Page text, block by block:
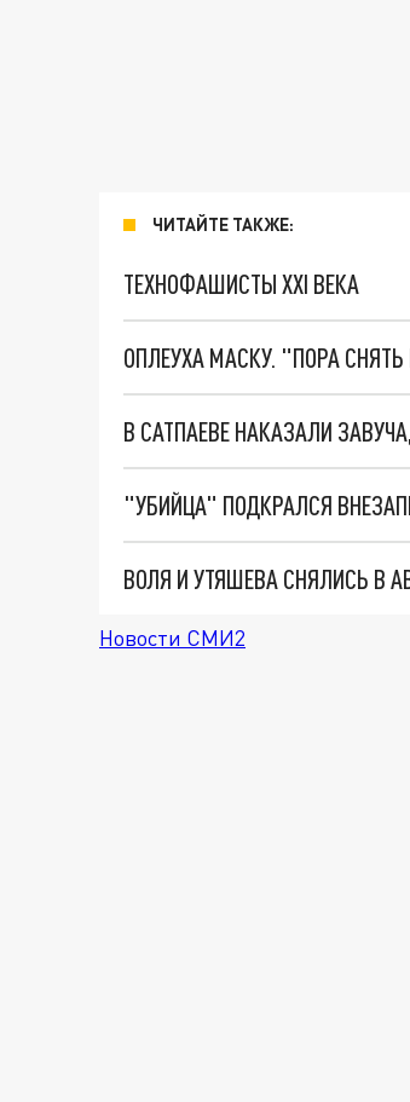
ЧИТАЙТЕ ТАКЖЕ:
ТЕХНОФАШИСТЫ XXI ВЕКА
ОПЛЕУХА МАСКУ. "ПОРА СНЯТЬ
Новости СМИ2